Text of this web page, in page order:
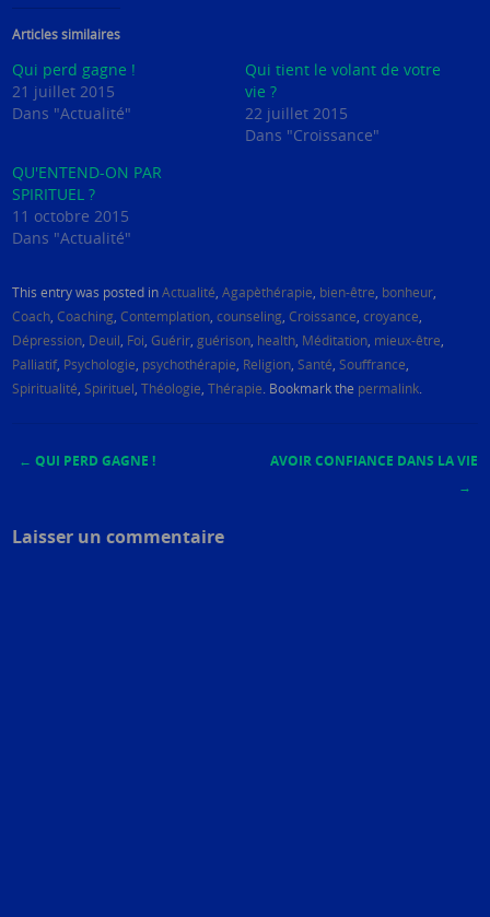
Articles similaires
Qui perd gagne !
21 juillet 2015
Dans "Actualité"
Qui tient le volant de votre
vie ?
22 juillet 2015
Dans "Croissance"
QU'ENTEND-ON PAR
SPIRITUEL ?
11 octobre 2015
Dans "Actualité"
This entry was posted inActualité ,Agapèthérapie bien-être bonheur
Coach ,Coaching ,Contemplation ,counseling ,Croissance ,croyance
Dépression Deuil Foi ,Guérir guérison health Méditation mieux-être
Palliatif, Psychologie psychothérapie Religion Santé Souffrance
Spiritualité Spirituel ,Théologie ,Thérapie . Bookmark the permalink
← QUI PERD GAGNE !
AVOIR CONFIANCE DANS LA VIE
→
Laisser un commentaire